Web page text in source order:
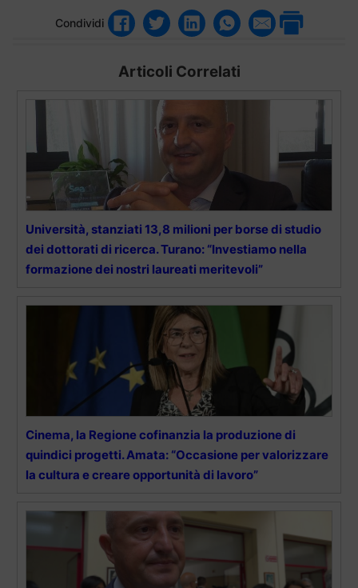
Condividi
Articoli Correlati
Università, stanziati 13,8 milioni per borse di studio
dei dottorati di ricerca. Turano: “Investiamo nella
formazione dei nostri laureati meritevoli”
Cinema, la Regione cofinanzia la produzione di
quindici progetti. Amata: “Occasione per valorizzare
la cultura e creare opportunità di lavoro”